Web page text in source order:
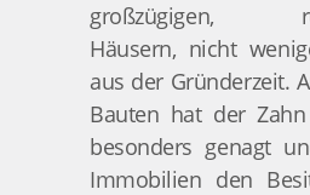
großzügigen,
Häusern, nicht
aus der Gründerzeit.
Bauten hat der
besonders genagt
Immobilien den